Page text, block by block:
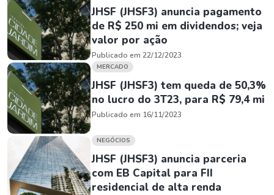
JHSF (JHSF3) anuncia pagamento
de R$ 250 mi em dividendos; veja
valor por ação
Publicado em 22/12/2023
MERCADO
JHSF (JHSF3) tem queda de 50,3%
no lucro do 3T23, para R$ 79,4 mi
Publicado em 16/11/2023
NEGÓCIOS
JHSF (JHSF3) anuncia parceria
com EB Capital para FII
residencial de alta renda